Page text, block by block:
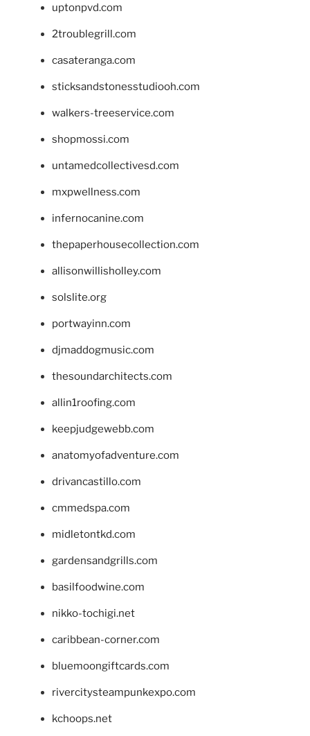
uptonpvd.com
2troublegrill.com
casateranga.com
sticksandstonesstudiooh.com
walkers-treeservice.com
shopmossi.com
untamedcollectivesd.com
mxpwellness.com
infernocanine.com
thepaperhousecollection.com
allisonwillisholley.com
solslite.org
portwayinn.com
djmaddogmusic.com
thesoundarchitects.com
allin1roofing.com
keepjudgewebb.com
anatomyofadventure.com
drivancastillo.com
cmmedspa.com
midletontkd.com
gardensandgrills.com
basilfoodwine.com
nikko-tochigi.net
caribbean-corner.com
bluemoongiftcards.com
rivercitysteampunkexpo.com
kchoops.net